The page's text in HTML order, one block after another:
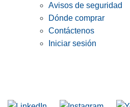
Avisos de seguridad
Dónde comprar
Contáctenos
Iniciar sesión